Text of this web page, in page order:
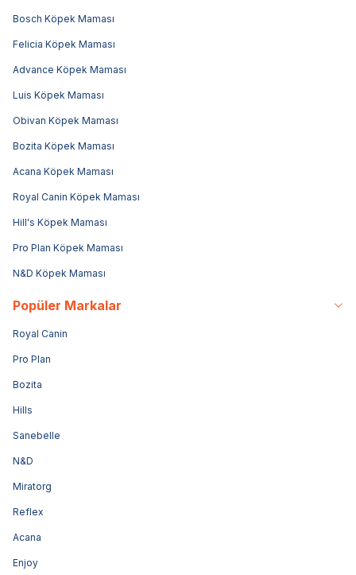
Bosch Köpek Maması
Felicia Köpek Maması
Advance Köpek Maması
Luis Köpek Maması
Obivan Köpek Maması
Bozita Köpek Maması
Acana Köpek Maması
Royal Canin Köpek Maması
Hill's Köpek Maması
Pro Plan Köpek Maması
N&D Köpek Maması
Popüler Markalar
Royal Canin
Pro Plan
Bozita
Hills
Sanebelle
N&D
Miratorg
Reflex
Acana
Enjoy